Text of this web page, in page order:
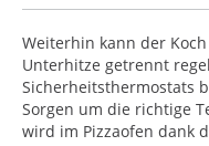
Weiterhin kann der
Unterhitze getrennt
Sicherheitsthermostats
Sorgen um die richtige
wird im Pizzaofen dank